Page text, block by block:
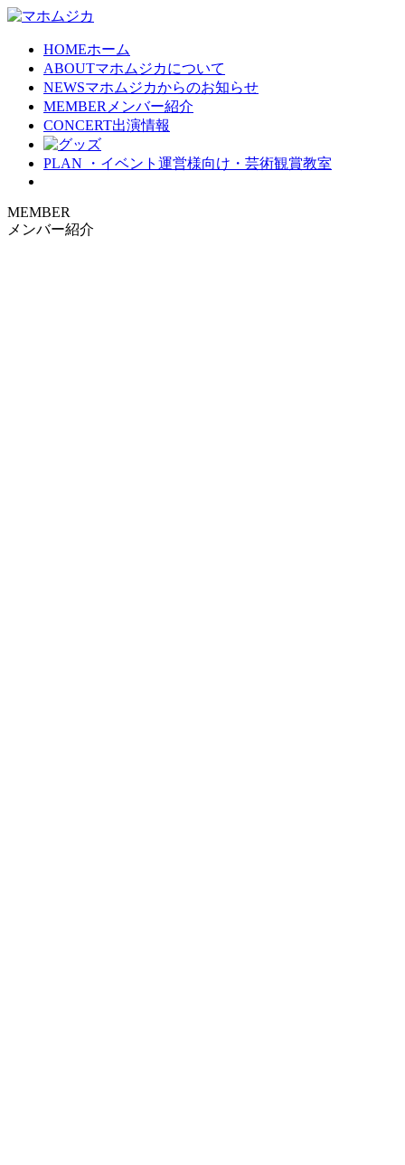
HOMEホーム
ABOUTマホムジカについて
NEWSマホムジカからのお知らせ
MEMBER メンバー紹介
CONCERT出演情報
PLAN ・イベント運営様向け・芸術観賞教室
MEMBER
メンバー紹介